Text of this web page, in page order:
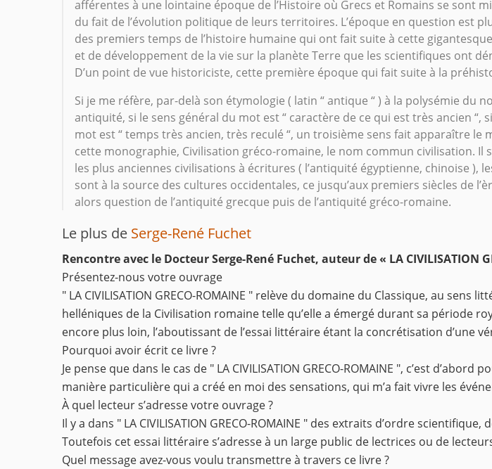
afférentes à une lointaine époque de l’Histoire où Grecs et Romains se sont
du fait de l’évolution politique de leurs territoires. L’époque en question est
des premiers temps de l’histoire humaine qui ont fait suite à cette
et de développement de la vie sur la planète Terre que les scientifiques ont
D’un point de vue historiciste, cette première époque qui fait suite à la
Si je me réfère, par-delà son étymologie ( latin “ antique “ ) à la polysémie du
antiquité, si le sens général du mot est “ caractère de ce qui est très ancien “,
mot est “ temps très ancien, très reculé “, un troisième sens fait apparaître le
cette monographie, Civilisation gréco-romaine, le nom commun civilisation. Il
les plus anciennes civilisations à écritures ( l’antiquité égyptienne, chinoise ),
sont à la source des cultures occidentales, ce jusqu’aux premiers siècles de
alors question de l’antiquité grecque puis de l’antiquité gréco-romaine.
Le plus de Serge-René Fuchet
Rencontre avec le Docteur Serge-René Fuchet, auteur de « LA CIVILISATION
Présentez-nous votre ouvrage
" LA CIVILISATION GRECO-ROMAINE " relève du domaine du Classique, au
helléniques de la Civilisation romaine telle qu’elle a émergé durant sa période
encore plus loin, l’aboutissant de l’essai littéraire étant la concrétisation d’une
Pourquoi avoir écrit ce livre ?
Je pense que dans le cas de " LA CIVILISATION GRECO-ROMAINE ", c’est
manière particulière qui a créé en moi des sensations, qui m’a fait vivre les
À quel lecteur s’adresse votre ouvrage ?
Il y a dans " LA CIVILISATION GRECO-ROMAINE " des extraits d’ordre
Toutefois cet essai littéraire s’adresse à un large public de lectrices ou de
Quel message avez-vous voulu transmettre à travers ce livre ?